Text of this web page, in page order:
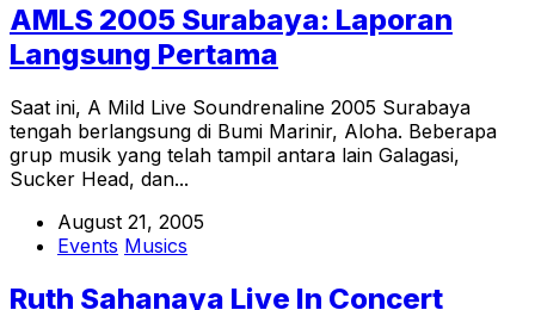
AMLS 2005 Surabaya: Laporan
Langsung Pertama
Saat ini, A Mild Live Soundrenaline 2005 Surabaya
tengah berlangsung di Bumi Marinir, Aloha. Beberapa
grup musik yang telah tampil antara lain Galagasi,
Sucker Head, dan...
August 21, 2005
Events Musics
Ruth Sahanaya Live In Concert